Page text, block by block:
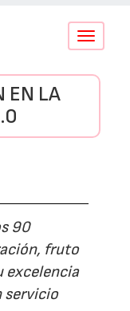
Conmutar
EN LA
90
fruto
excelencia
servicio